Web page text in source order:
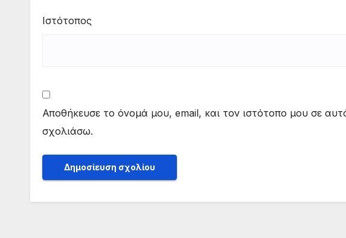
Ιστότοπος
Αποθήκευσε το όνομά μου, email, και τον ιστότοπο μου σε
σχολιάσω.